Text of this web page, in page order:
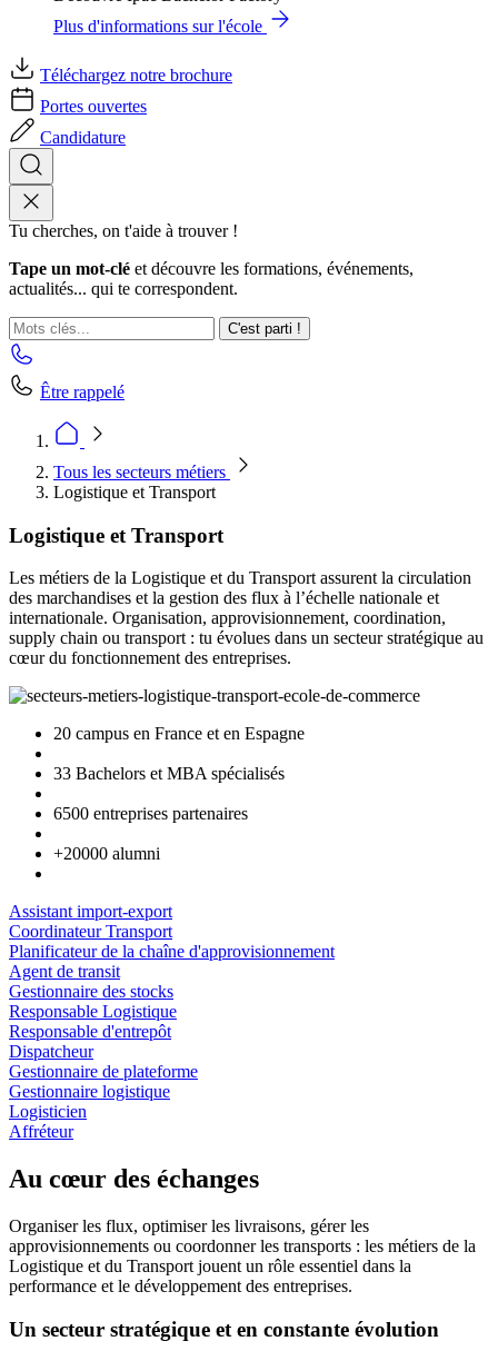
Plus d'informations sur l'école
Téléchargez notre brochure
Portes ouvertes
Candidature
Tu cherches, on t'aide à trouver !
Tape un mot-clé et découvre les formations, événements,
actualités... qui te correspondent.
C'est parti !
Être rappelé
Tous les secteurs métiers
Logistique et Transport
Logistique et Transport
Les métiers de la Logistique et du Transport assurent la circulation
des marchandises et la gestion des flux à l’échelle nationale et
internationale. Organisation, approvisionnement, coordination,
supply chain ou transport : tu évolues dans un secteur stratégique au
cœur du fonctionnement des entreprises.
20 campus en France et en Espagne
33 Bachelors et MBA spécialisés
6500 entreprises partenaires
+20000 alumni
Assistant import-export
Coordinateur Transport
Planificateur de la chaîne d'approvisionnement
Agent de transit
Gestionnaire des stocks
Responsable Logistique
Responsable d'entrepôt
Dispatcheur
Gestionnaire de plateforme
Gestionnaire logistique
Logisticien
Affréteur
Au cœur des échanges
Organiser les flux, optimiser les livraisons, gérer les
approvisionnements ou coordonner les transports : les métiers de la
Logistique et du Transport jouent un rôle essentiel dans la
performance et le développement des entreprises.
Un secteur stratégique et en constante évolution